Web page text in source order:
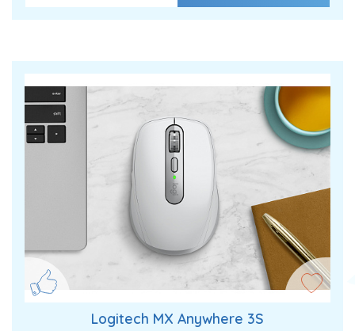
Logitech MX Anywhere 3S